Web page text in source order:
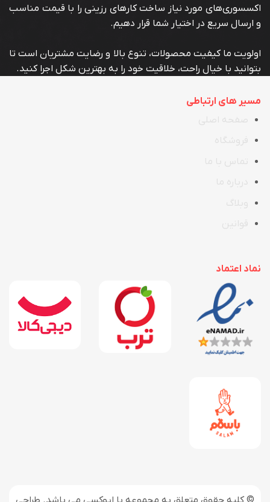
اکسسوری‌های مورد نیاز ساخت کارهای رزینی را با قیمت مناسب
و ارسال سریع در اختیار شما قرار دهیم.
اولویت ما کیفیت محصولات، تنوع بالا و رضایت مشتریان است تا
بتوانید با خیال راحت، خلاقیت خود را به بهترین شکل اجرا کنید.
مسیر های ارتباطی
نماد اعتماد